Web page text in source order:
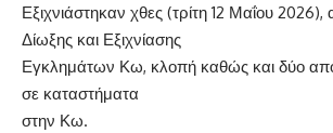
Εξιχνιάστηκαν χθες (τρίτη 12 Μαΐου
Δίωξης και Εξιχνίασης
Εγκλημάτων Κω, κλοπή καθώς και δύο
σε καταστήματα
στην Κω.